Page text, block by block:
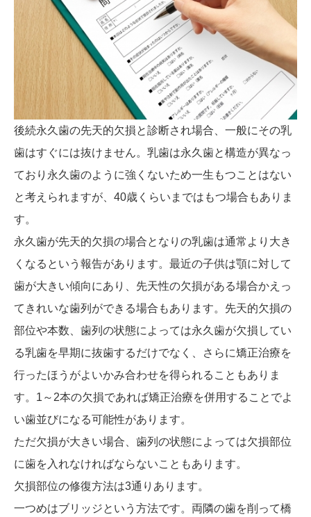
後続永久歯の先天的欠損と診断され場合、一般にその乳
歯はすぐには抜けません。乳歯は永久歯と構造が異なっ
ており永久歯のように強くないため一生もつことはない
と考えられますが、40歳くらいまではもつ場合もありま
す。
永久歯が先天的欠損の場合となりの乳歯は通常より大き
くなるという報告があります。最近の子供は顎に対して
歯が大きい傾向にあり、先天性の欠損がある場合かえっ
てきれいな歯列ができる場合もあります。先天的欠損の
部位や本数、歯列の状態によっては永久歯が欠損してい
る乳歯を早期に抜歯するだけでなく、さらに矯正治療を
行ったほうがよいかみ合わせを得られることもありま
す。1～2本の欠損であれば矯正治療を併用することでよ
い歯並びになる可能性があります。
ただ欠損が大きい場合、歯列の状態によっては欠損部位
に歯を入れなければならないこともあります。
欠損部位の修復方法は3通りあります。
一つめはブリッジという方法です。両隣の歯を削って橋